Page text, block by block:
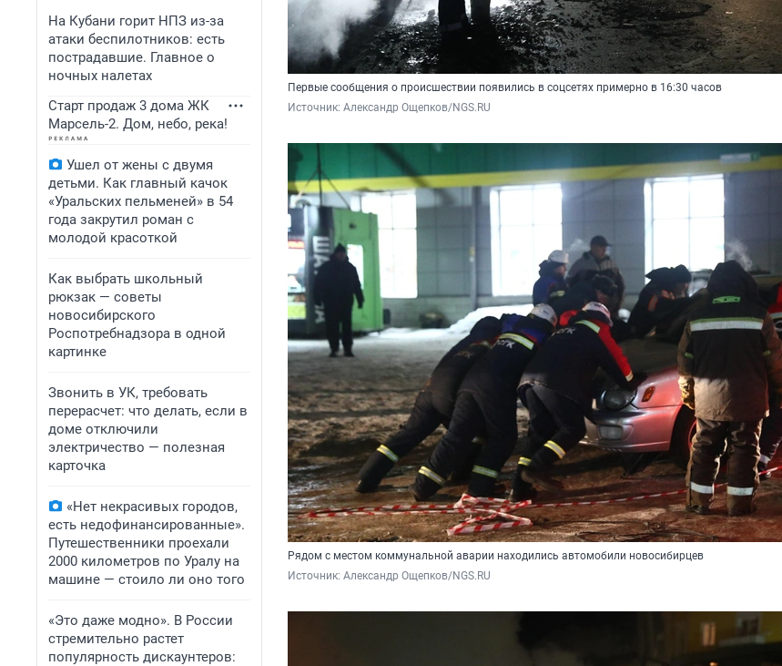
На Кубани горит НПЗ из-за
атаки беспилотников: есть
пострадавшие. Главное о
ночных налетах
Старт продаж 3 дома ЖК
Марсель-2. Дом, небо, река!
Ушел от жены с двумя
детьми. Как главный качок
«Уральских пельменей» в 54
года закрутил роман с
молодой красоткой
Как выбрать школьный
рюкзак — советы
новосибирского
Роспотребнадзора в одной
картинке
Звонить в УК, требовать
перерасчет: что делать, если в
доме отключили
электричество — полезная
карточка
«Нет некрасивых городов,
есть недофинансированные».
Путешественники проехали
2000 километров по Уралу на
машине — стоило ли оно того
«Это даже модно». В России
стремительно растет
популярность дискаунтеров:
Первые сообщения о происшествии появились в соцсетях примерно в 16:30 часов
Источник: Александр Ощепков/NGS.RU
Рядом с местом коммунальной аварии находились автомобили новосибирцев
Источник: Александр Ощепков/NGS.RU